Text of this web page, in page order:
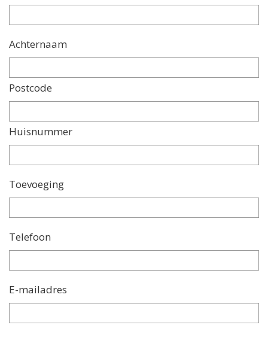
Achternaam
Postcode
Huisnummer
Toevoeging
Telefoon
E-mailadres